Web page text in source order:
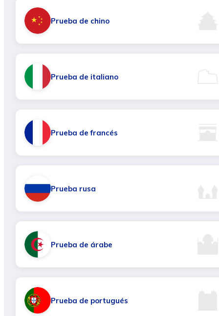
Prueba de chino
Prueba de italiano
Prueba de francés
Prueba rusa
Prueba de árabe
Prueba de portugués